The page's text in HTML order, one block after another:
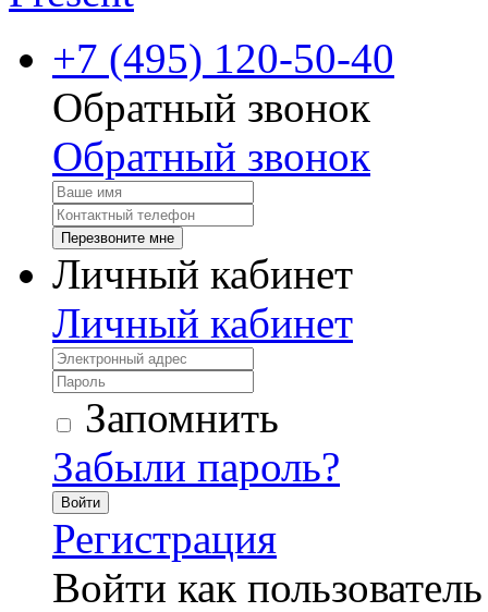
+7 (495) 120-50-40
Обратный звонок
Обратный звонок
Перезвоните мне
Личный кабинет
Личный кабинет
Запомнить
Забыли пароль?
Войти
Регистрация
Войти как пользователь